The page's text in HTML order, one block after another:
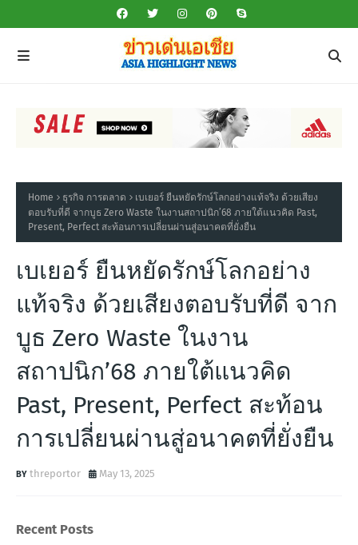
Home ธุรกิจ การตลาด
เบเยอร์ ยืนหยัดรักษ์โลกอย่างแท้จริง ด้วยเสียง
ตอบรับที่ดี จากบูธ Zero Waste ในงานสถาปนิก’68 ภายใต้แนวคิด Past,
Present, Perfect สะท้อนการเปลี่ยนผ่านสู่อนาคตที่ยั่งยืน
เบเยอร์ ยืนหยัดรักษ์โลกอย่าง
แท้จริง ด้วยเสียงตอบรับที่ดี จาก
บูธ Zero Waste ในงาน
สถาปนิก’68 ภายใต้แนวคิด
Past, Present, Perfect สะท้อน
การเปลี่ยนผ่านสู่อนาคตที่ยั่งยืน
threportor May 13, 2025
Recent Posts